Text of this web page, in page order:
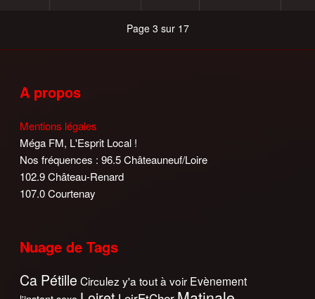
Page 3 sur 17
A propos
Mentions légales
Méga FM, L'Esprit Local !
Nos fréquences : 96.5 Châteauneuf/Loire
102.9 Château-Renard
107.0 Courtenay
Nuage de Tags
Ca Pétille Circulez y'a tout à voir Evènement